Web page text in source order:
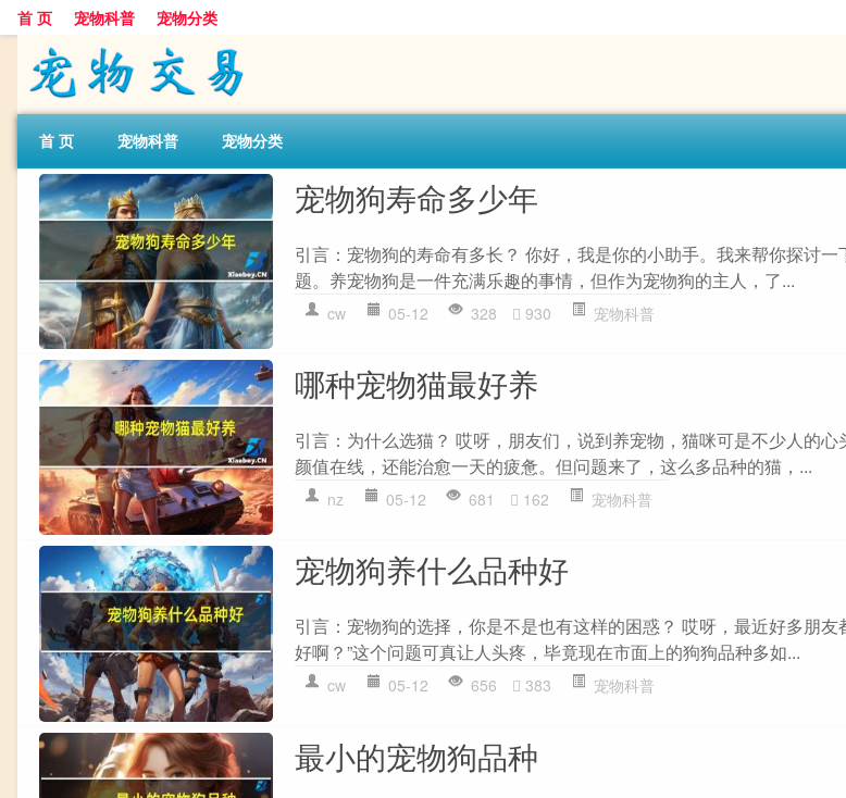
首 页 宠物科普 宠物分类
首 页 宠物科普 宠物分类
宠物狗寿命多少年
引言：宠物狗的寿命有多长？ 你好，我是你的小助手。我来帮你探讨一
题。养宠物狗是一件充满乐趣的事情，但作为宠物狗的主人，了...
cw 05-12 328 930 宠物科普
哪种宠物猫最好养
引言：为什么选猫？ 哎呀，朋友们，说到养宠物，猫咪可是不少人的
颜值在线，还能治愈一天的疲惫。但问题来了，这么多品种的猫，...
nz 05-12 681 162 宠物科普
宠物狗养什么品种好
引言：宠物狗的选择，你是不是也有这样的困惑？ 哎呀，最近好多朋友
好啊？”这个问题可真让人头疼，毕竟现在市面上的狗狗品种多如...
cw 05-12 656 383 宠物科普
最小的宠物狗品种